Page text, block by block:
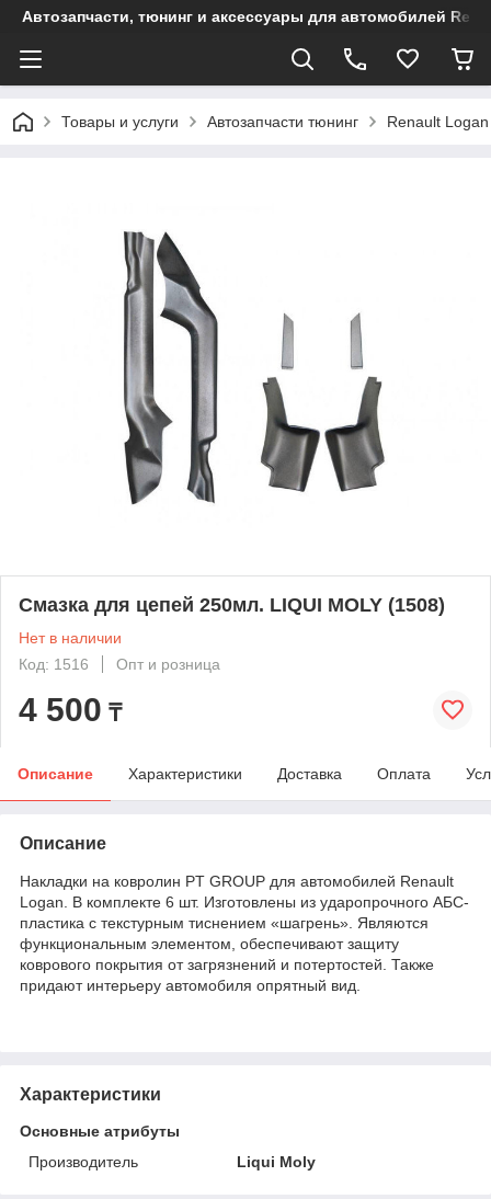
Автозапчасти, тюнинг и аксессуары для автомобилей
Товары и услуги Автозапчасти тюнинг Renault Logan
Смазка для цепей 250мл. LIQUI MOLY (1508)
Нет в наличии
Код: 1516
Опт и розница
4 500 ₸
Описание Характеристики Доставка Оплата
Описание
Накладки на ковролин PT GROUP для автомобилей Renault
Logan. В комплекте 6 шт. Изготовлены из ударопрочного АБС-
пластика с текстурным тиснением «шагрень». Являются
функциональным элементом, обеспечивают защиту
коврового покрытия от загрязнений и потертостей. Также
придают интерьеру автомобиля опрятный вид.
Характеристики
Основные атрибуты
Производитель
Liqui Moly